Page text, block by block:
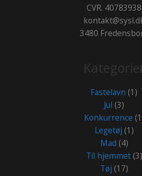
CVR. 40783938
3480
Fastelavn (1)
Jul (3)
Konkurrence
Legetøj (1)
Mad (4)
Til hjemmet(3)
Tøj (17)